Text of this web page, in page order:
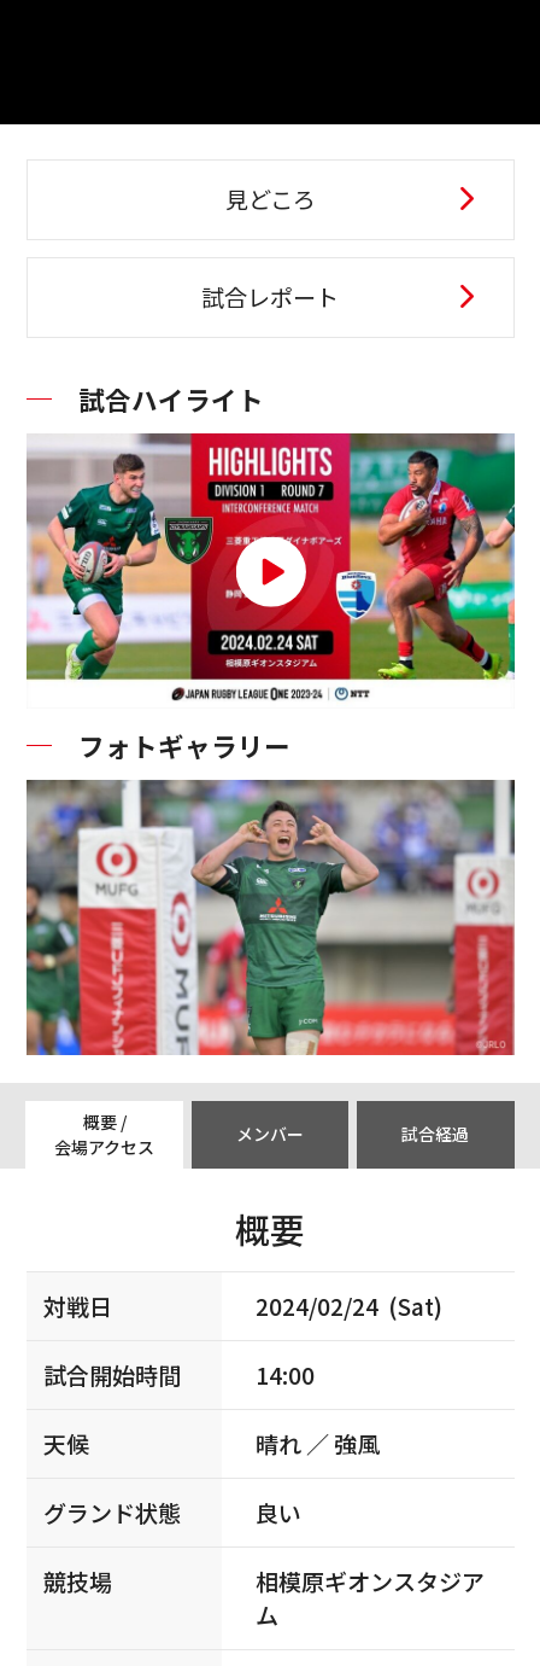
見どころ
試合レポート
試合ハイライト
フォトギャラリー
概要 /
会場アクセス
メンバー 試合経過
概要
対戦日 2024/02/24 (Sat)
試合開始時間 14:00
天候 晴れ ／ 強風
グランド状態 良い
競技場
相模原ギオンスタジア
ム